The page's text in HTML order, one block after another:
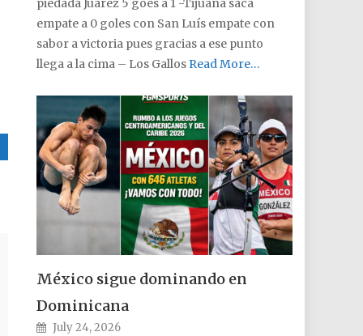
piedada Juarez 5 goes a 1 -Tijuana saca
empate a 0 goles con San Luís empate con
sabor a victoria pues gracias a ese punto
llega a la cima – Los Gallos Read More…
México sigue dominando en
Dominicana
Posted on
July 24, 2026